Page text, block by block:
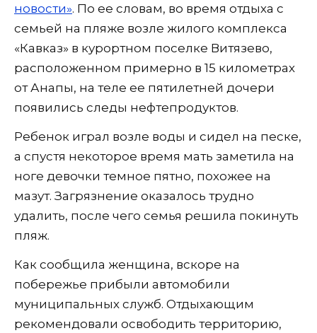
новости». По ее словам, во время отдыха с
семьей на пляже возле жилого комплекса
«Кавказ» в курортном поселке Витязево,
расположенном примерно в 15 километрах
от Анапы, на теле ее пятилетней дочери
появились следы нефтепродуктов.
Ребенок играл возле воды и сидел на песке,
а спустя некоторое время мать заметила на
ноге девочки темное пятно, похожее на
мазут. Загрязнение оказалось трудно
удалить, после чего семья решила покинуть
пляж.
Как сообщила женщина, вскоре на
побережье прибыли автомобили
муниципальных служб. Отдыхающим
рекомендовали освободить территорию,